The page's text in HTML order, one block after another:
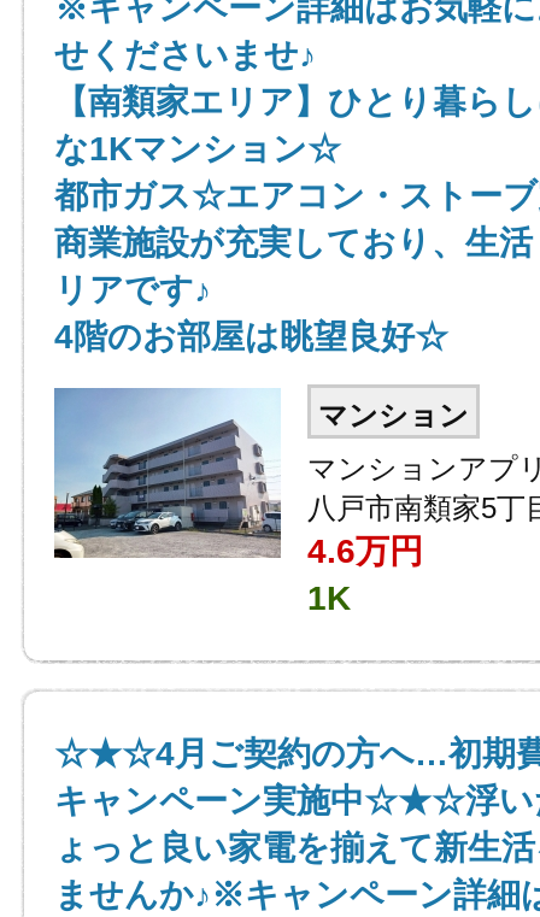
※キャンペーン詳細はお気軽
せくださいませ♪
【南類家エリア】ひとり暮ら
な1Kマンション☆
都市ガス☆エアコン・ストー
商業施設が充実しており、生
リアです♪
4階のお部屋は眺望良好☆
マンション
マンションアプ
八戸市南類家5丁
4.6万円
1K
☆★☆4月ご契約の方へ…初期
キャンペーン実施中☆★☆浮い
ょっと良い家電を揃えて新生
ませんか♪※キャンペーン詳細